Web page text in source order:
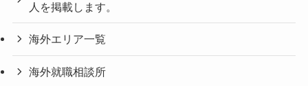
人を掲載します。
海外エリア一覧
海外就職相談所